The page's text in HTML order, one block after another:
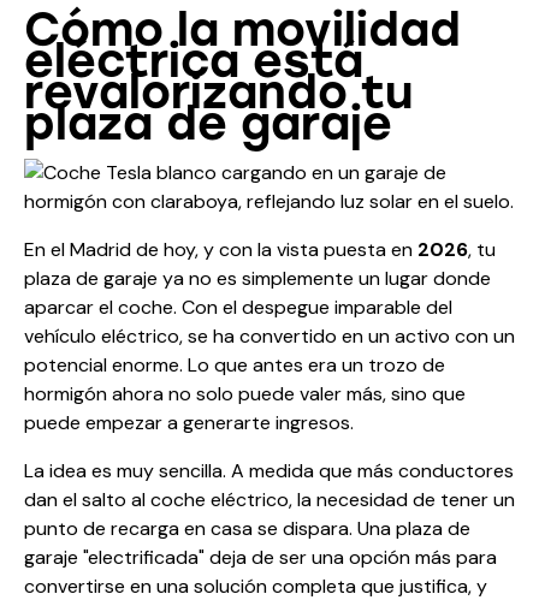
Cómo la movilidad
eléctrica está
revalorizando tu
plaza de garaje
En el Madrid de hoy, y con la vista puesta en 2026, tu
plaza de garaje ya no es simplemente un lugar donde
aparcar el coche. Con el despegue imparable del
vehículo eléctrico, se ha convertido en un activo con un
potencial enorme. Lo que antes era un trozo de
hormigón ahora no solo puede valer más, sino que
puede empezar a generarte ingresos.
La idea es muy sencilla. A medida que más conductores
dan el salto al coche eléctrico, la necesidad de tener un
punto de recarga en casa se dispara. Una plaza de
garaje "electrificada" deja de ser una opción más para
convertirse en una solución completa que justifica, y